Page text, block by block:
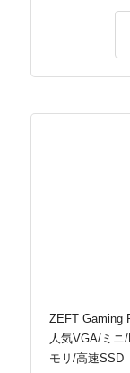
ZEFT Gaming
人気VGA/ミニ
モリ/高速SSD